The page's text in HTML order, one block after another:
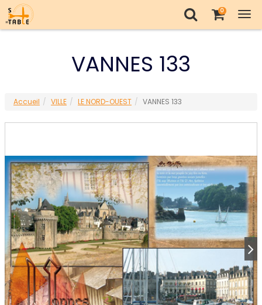
0
VANNES 133
Accueil VILLE LE NORD-OUEST VANNES 133